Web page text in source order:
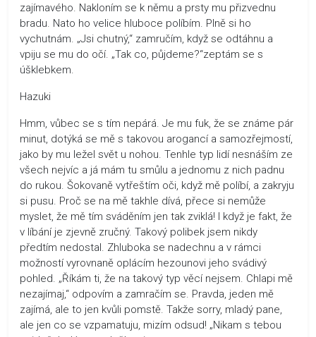
zajímavého. Nakloním se k němu a prsty mu přizvednu
bradu. Nato ho velice hluboce políbím. Plně si ho
vychutnám. „Jsi chutný,“ zamručím, když se odtáhnu a
vpiju se mu do očí. „Tak co, půjdeme?“zeptám se s
úšklebkem.
Hazuki
Hmm, vůbec se s tím nepárá. Je mu fuk, že se známe pár
minut, dotýká se mě s takovou arogancí a samozřejmostí,
jako by mu ležel svět u nohou. Tenhle typ lidí nesnáším ze
všech nejvíc a já mám tu smůlu a jednomu z nich padnu
do rukou. Šokovaně vytřeštím oči, když mě políbí, a zakryju
si pusu. Proč se na mě takhle dívá, přece si nemůže
myslet, že mě tím sváděním jen tak zviklá! I když je fakt, že
v líbání je zjevně zručný. Takový polibek jsem nikdy
předtím nedostal. Zhluboka se nadechnu a v rámci
možností vyrovnaně oplácím hezounovi jeho svádivý
pohled. „Říkám ti, že na takový typ věcí nejsem. Chlapi mě
nezajímaj,“ odpovím a zamračím se. Pravda, jeden mě
zajímá, ale to jen kvůli pomstě. Takže sorry, mladý pane,
ale jen co se vzpamatuju, mizím odsud! „Nikam s tebou